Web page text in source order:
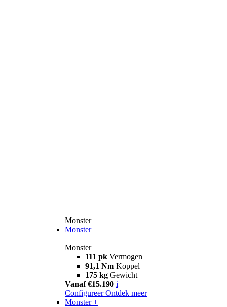
Monster
Monster
Monster
111 pk Vermogen
91,1 Nm Koppel
175 kg Gewicht
Vanaf €15.190 i
Configureer Ontdek meer
Monster +